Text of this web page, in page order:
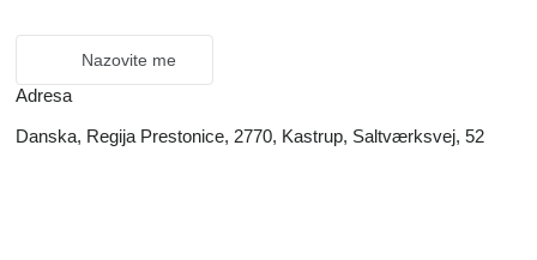
Nazovite me
Adresa
Danska, Regija Prestonice, 2770, Kastrup, Saltværksvej, 52